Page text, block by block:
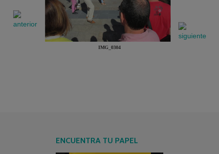
IMG_0304
ENCUENTRA TU PAPEL